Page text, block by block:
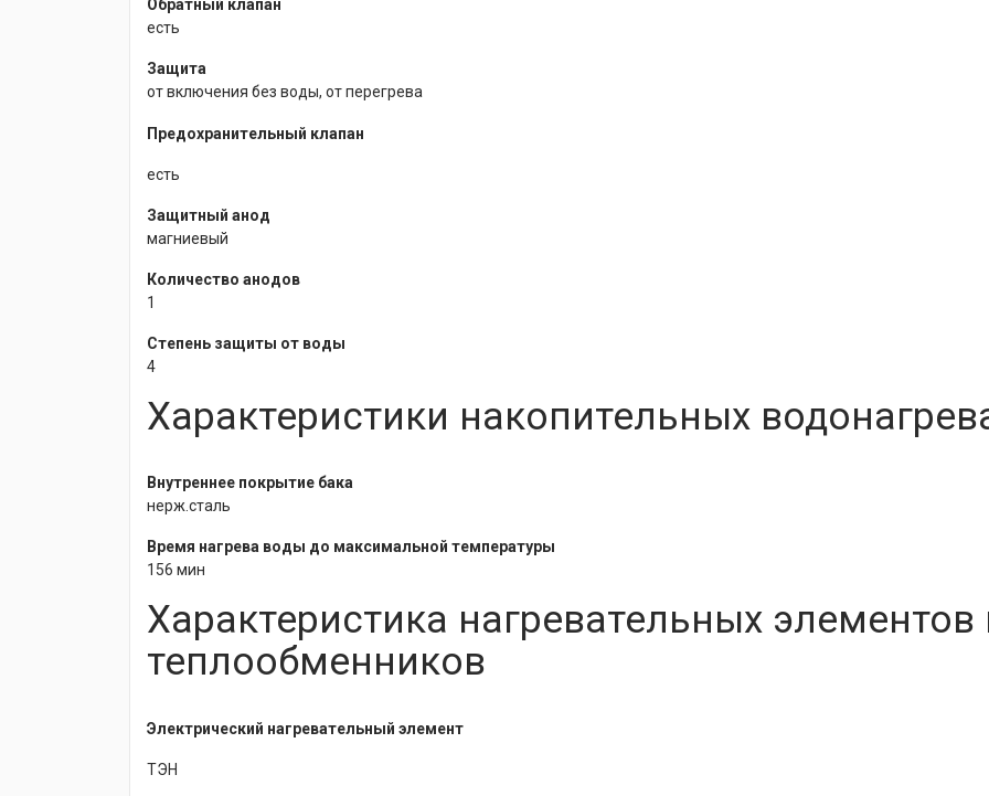
Обратный клапан
есть
Защита
от включения без воды, от перегрева
Предохранительный клапан
есть
Защитный анод
магниевый
Количество анодов
1
Степень защиты от воды
4
Характеристики накопительных
Внутреннее покрытие бака
нерж.сталь
Время нагрева воды до максимальной температуры
156 мин
Характеристика нагревательных элементов
теплообменников
Электрический нагревательный элемент
ТЭН